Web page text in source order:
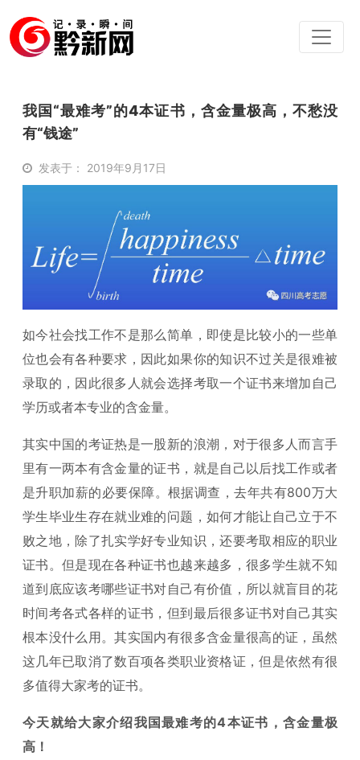
我国“最难考”的4本证书，含金量极高，不愁没
有“钱途”
发表于： 2019年9月17日
如今社会找工作不是那么简单，即使是比较小的一些单
位也会有各种要求，因此如果你的知识不过关是很难被
录取的，因此很多人就会选择考取一个证书来增加自己
学历或者本专业的含金量。
其实中国的考证热是一股新的浪潮，对于很多人而言手
里有一两本有含金量的证书，就是自己以后找工作或者
是升职加薪的必要保障。根据调查，去年共有800万大
学生毕业生存在就业难的问题，如何才能让自己立于不
败之地，除了扎实学好专业知识，还要考取相应的职业
证书。但是现在各种证书也越来越多，很多学生就不知
道到底应该考哪些证书对自己有价值，所以就盲目的花
时间考各式各样的证书，但到最后很多证书对自己其实
根本没什么用。其实国内有很多含金量很高的证，虽然
这几年已取消了数百项各类职业资格证，但是依然有很
多值得大家考的证书。
今天就给大家介绍我国最难考的4本证书，含金量极
高！